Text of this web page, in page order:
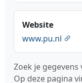
Website
www.pu.nl
Zoek je
Op deze pagina